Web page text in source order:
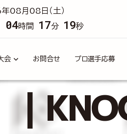
08月08日（土）
04時間 17分 17秒
会 お問合せ プロ選手応募